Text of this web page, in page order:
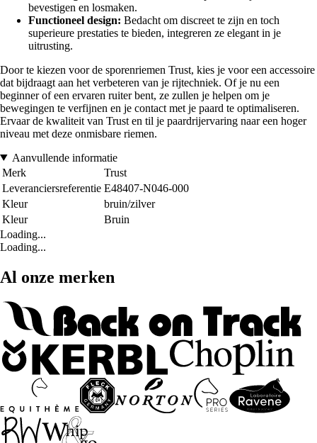
bevestigen en losmaken.
Functioneel design: Bedacht om discreet te zijn en toch
superieure prestaties te bieden, integreren ze elegant in je
uitrusting.
Door te kiezen voor de sporenriemen Trust, kies je voor een accessoire
dat bijdraagt aan het verbeteren van je rijtechniek. Of je nu een
beginner of een ervaren ruiter bent, ze zullen je helpen om je
bewegingen te verfijnen en je contact met je paard te optimaliseren.
Ervaar de kwaliteit van Trust en til je paardrijervaring naar een hoger
niveau met deze onmisbare riemen.
Aanvullende informatie
Merk
Trust
Leveranciersreferentie E48407-N046-000
Kleur
bruin/zilver
Kleur
Bruin
Loading...
Loading...
Al onze merken